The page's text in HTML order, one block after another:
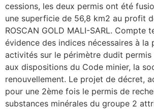
cessions, les deux permis ont été
une superficie de 56,8 km2 au profit
ROSCAN GOLD MALI-SARL. Compte
évidence des indices nécessaires à la
activités sur le périmètre dudit
aux dispositions du Code minier, la
renouvellement. Le projet de décret,
pour une 2ème fois le permis de
substances minérales du groupe 2